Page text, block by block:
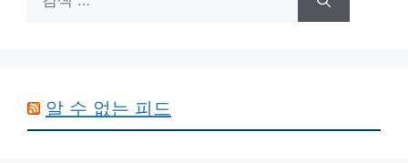
색:
알 수 없는 피드